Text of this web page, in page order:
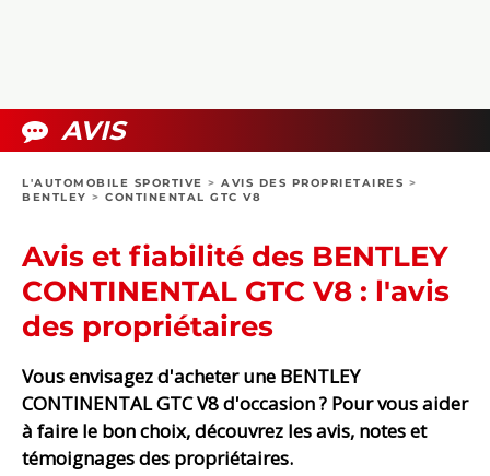
BOUTIQUE
AVIS
L'AUTOMOBILE SPORTIVE > AVIS DES PROPRIETAIRES >
BENTLEY > CONTINENTAL GTC V8
Avis et fiabilité des BENTLEY
CONTINENTAL GTC V8 : l'avis
des propriétaires
Vous envisagez d'acheter une BENTLEY
CONTINENTAL GTC V8 d'occasion ? Pour vous aider
à faire le bon choix, découvrez les avis, notes et
témoignages des propriétaires.